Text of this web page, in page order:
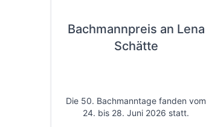
Bachmannpreis an Lena
Schätte
Die 50. Bachmanntage fanden vom
24. bis 28. Juni 2026 statt.